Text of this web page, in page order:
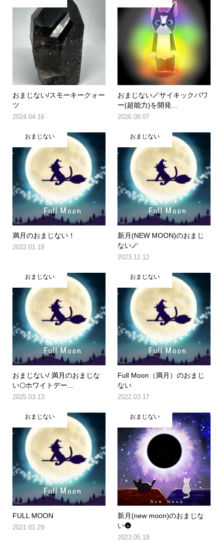
おまじない/スモーキークォー
ツ
2024.04.16
おまじない🪄サイキックパワ
ー(超能力)を開発...
2026.08.07
おまじない
満月のおまじない！
2022.01.18
おまじない
新月(NEW MOON)のおまじ
ない🪄
2023.12.12
おまじない
おまじない/ 満月のおまじな
い🌕ホワイトデー...
2025.03.13
おまじない
Full Moon（満月）のおまじ
ない
2022.03.17
おまじない
FULL MOON
2021.01.29
おまじない
新月(new moon)のおまじな
い🌚
2023.05.18